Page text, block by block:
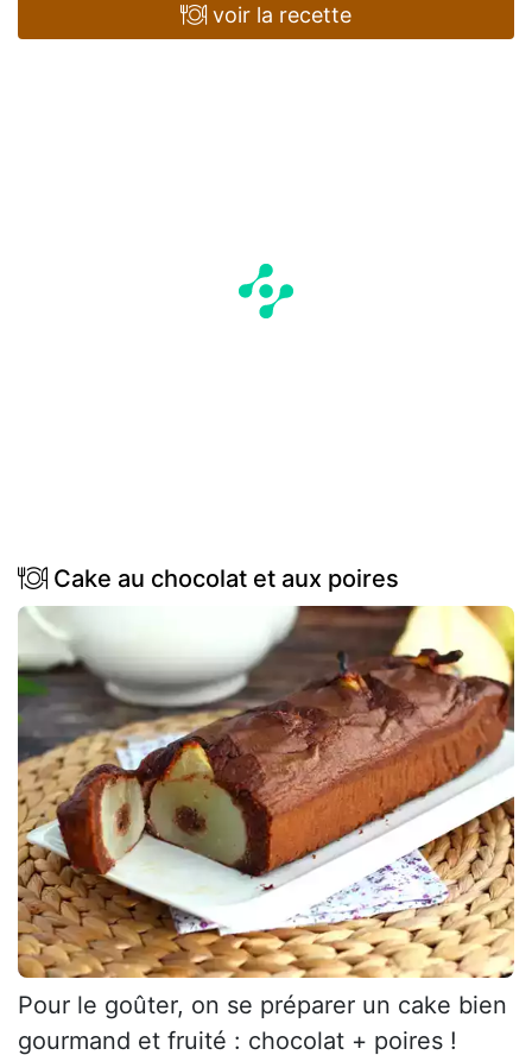
voir la recette
Cake au chocolat et aux poires
Pour le goûter, on se préparer un cake bien
gourmand et fruité : chocolat + poires !